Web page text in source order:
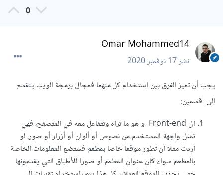
0
Omar Mohammed14
نشر17 نوفمبر 2020
يجب أن تميز الفرق بين إستخدام كل منهما فمجال برمجة الويب ينقسم
إلى قسمين:
ال Front-end و هو ما تراه وتتفاعل معه في المتصفح، فهي
تمثل واجهة المستخدم من نصوص أو ألوان أو أزرار أو صور. لو
أردت مثلا أن تطور موقعا خاصا بمطعم فستضع المعلومات الخاصة
بالمطعم سواء كان عنوان المطعم أو صورا للأطباق التي يقدمونها